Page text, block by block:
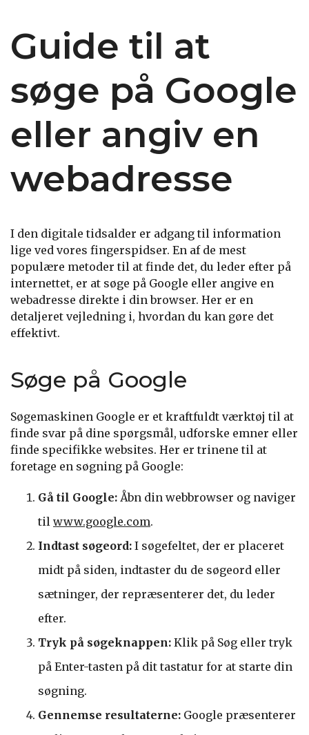
Guide til at
søge på Google
eller angiv en
webadresse
I den digitale tidsalder er adgang til information
lige ved vores fingerspidser. En af de mest
populære metoder til at finde det, du leder efter på
internettet, er at søge på Google eller angive en
webadresse direkte i din browser. Her er en
detaljeret vejledning i, hvordan du kan gøre det
effektivt.
Søge på Google
Søgemaskinen Google er et kraftfuldt værktøj til at
finde svar på dine spørgsmål, udforske emner eller
finde specifikke websites. Her er trinene til at
foretage en søgning på Google:
Gå til Google: Åbn din webbrowser og naviger
til www.google.com.
Indtast søgeord: I søgefeltet, der er placeret
midt på siden, indtaster du de søgeord eller
sætninger, der repræsenterer det, du leder
efter.
Tryk på søgeknappen: Klik på Søg eller tryk
på Enter-tasten på dit tastatur for at starte din
søgning.
Gennemse resultaterne: Google præsenterer